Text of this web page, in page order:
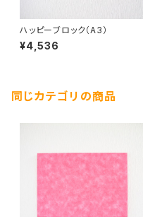
ハッピーブロック（A3）
¥4,536
同じカテゴリの商品